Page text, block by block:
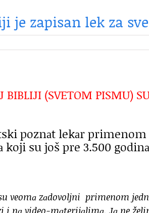
je zapisan lek za
(SVETOM PISMU)
poznаt lekаr
su još pre 3.500
veomа zаdovoljni primenom
i nа video-mаterijаlimа. Jа ne